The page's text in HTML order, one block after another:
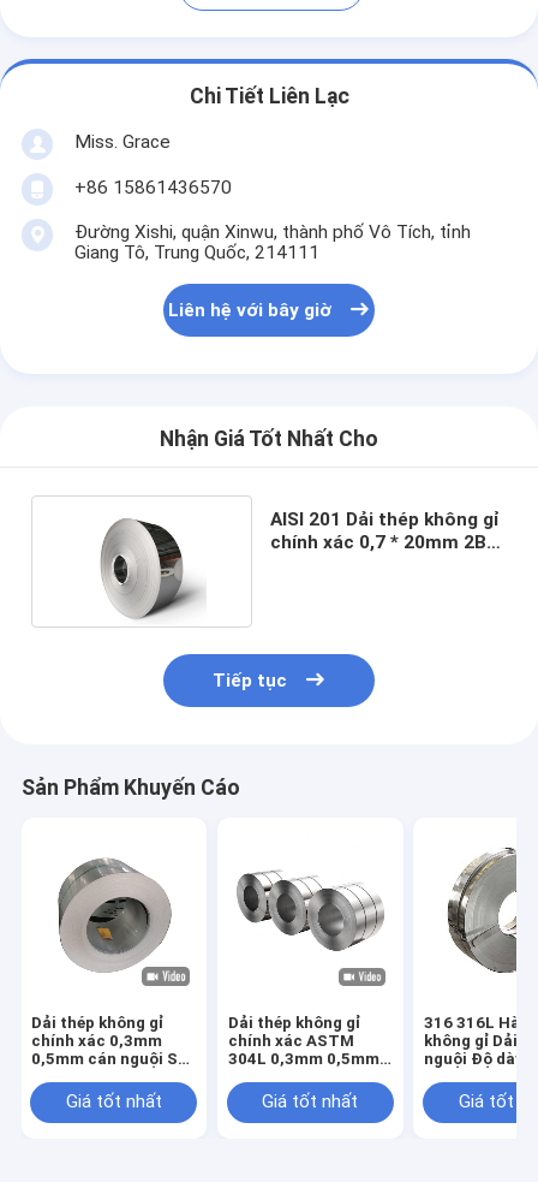
Chi Tiết Liên Lạc
Miss. Grace
+86 15861436570
Đường Xishi, quận Xinwu, thành phố Vô Tích, tỉnh
Giang Tô, Trung Quốc, 214111
Liên hệ với bây giờ
Nhận Giá Tốt Nhất Cho
AISI 201 Dải thép không gỉ
chính xác 0,7 * 20mm 2B
Tiếp tục
Sản Phẩm Khuyến Cáo
Dải thép không gỉ
chính xác 0,3mm
0,5mm cán nguội SS
Giá tốt nhất
Dải thép không gỉ
chính xác ASTM
304L 0,3mm 0,5mm
Giá tốt nhất
316 316L Hàn
không gỉ Dải
nguội Độ dày
Giá tốt